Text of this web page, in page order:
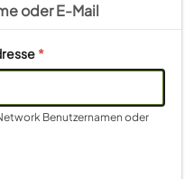
oderE-Mail
*
Benutzernamen oder